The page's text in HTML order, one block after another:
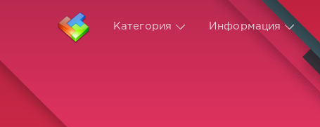
Категория Информация